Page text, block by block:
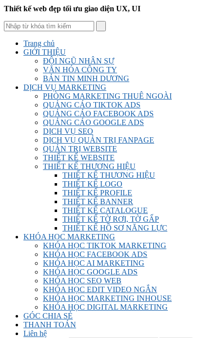
Thiết kế web đẹp tối ưu giao diện UX, UI
Trang chủ
GIỚI THIỆU
ĐỘI NGŨ NHÂN SỰ
VĂN HÓA CÔNG TY
BẢN TIN MINH DƯƠNG
DỊCH VỤ MARKETING
PHÒNG MARKETING THUÊ NGOÀI
QUẢNG CÁO TIKTOK ADS
QUẢNG CÁO FACEBOOK ADS
QUẢNG CÁO GOOGLE ADS
DỊCH VỤ SEO
DỊCH VỤ QUẢN TRỊ FANPAGE
QUẢN TRỊ WEBSITE
THIẾT KẾ WEBSITE
THIẾT KẾ THƯƠNG HIỆU
THIẾT KẾ THƯƠNG HIỆU
THIẾT KẾ LOGO
THIẾT KẾ PROFILE
THIẾT KẾ BANNER
THIẾT KẾ CATALOGUE
THIẾT KẾ TỜ RƠI, TỜ GẤP
THIẾT KẾ HỒ SƠ NĂNG LỰC
KHÓA HỌC MARKETING
KHÓA HỌC TIKTOK MARKETING
KHÓA HỌC FACEBOOK ADS
KHÓA HỌC AI MARKETING
KHÓA HỌC GOOGLE ADS
KHÓA HỌC SEO WEB
KHÓA HỌC EDIT VIDEO NGẮN
KHÓA HỌC MARKETING INHOUSE
KHÓA HỌC DIGITAL MARKETING
GÓC CHIA SẺ
THANH TOÁN
Liên hệ